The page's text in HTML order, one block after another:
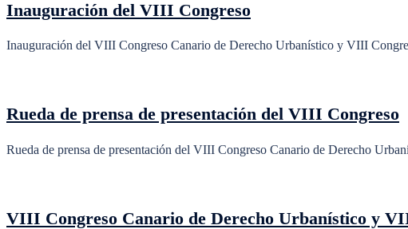
Inauguración del VIII Congreso
Inauguración del VIII Congreso Canario de Derecho Urbanístico y VIII
Rueda de prensa de presentación del VIII Congreso
Rueda de prensa de presentación del VIII Congreso Canario de Derecho
VIII Congreso Canario de Derecho Urbanístico y